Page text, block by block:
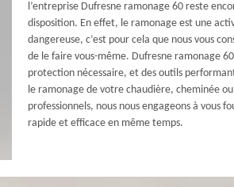
l’entreprise Dufresne ramonage 60 reste
disposition. En effet, le ramonage est une
dangereuse, c’est pour cela que nous vous
de le faire vous-même. Dufresne ramonage
protection nécessaire, et des outils
le ramonage de votre chaudière, cheminée
professionnels, nous nous engageons à vous
rapide et efficace en même temps.